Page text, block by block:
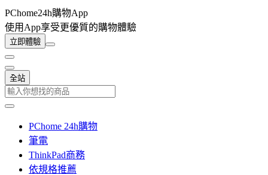
PChome24h購物App
使用App享受更優質的購物體驗
立即體驗
全站
PChome 24h購物
筆電
ThinkPad商務
依規格推薦